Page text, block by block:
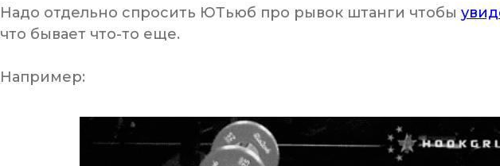
Надо отдельно спросить ЮТьюб про рывок штанги чтобы
что бывает что-то еще.
Например: